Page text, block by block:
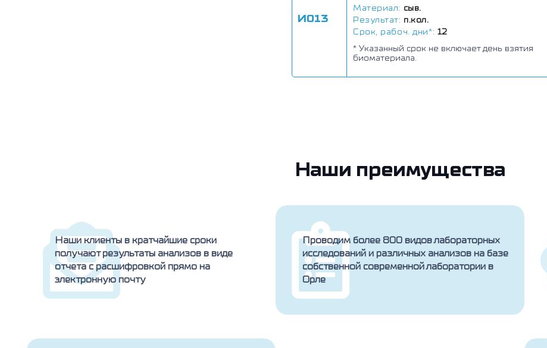
И013
Материал: сыв.
Результат: п.кол.
Срок, рабоч. дни*: 12
* Указанный срок не включает день взятия
биоматериала.
Наши преимущества
Наши клиенты в кратчайшие сроки
получают результаты анализов в виде
отчета с расшифровкой прямо на
электронную почту
Проводим более 800 видов лабораторных
исследований и различных анализов на базе
собственной современной лаборатории в
Орле